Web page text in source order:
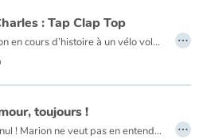
: Tap Clap Top
D’une révolution en cours d’histoire à un vélo volé en passant par la découverte d’un trésor, un concours de lasagnes, un impitoyable prof-de-maths, un réveillon à surprises ou la crise de Charles largué par sa petite amie : la vie de Marion ressemble à un feuilleton… …
toujours !
L'amour, c'est nul ! Marion ne veut pas en entendre parler. Son grand frère Charles est rentré de vacances fou amoureux d'une Espagnole, sa copine Camille ne jure plus que par un Allemand rencontré sur la plage.
…